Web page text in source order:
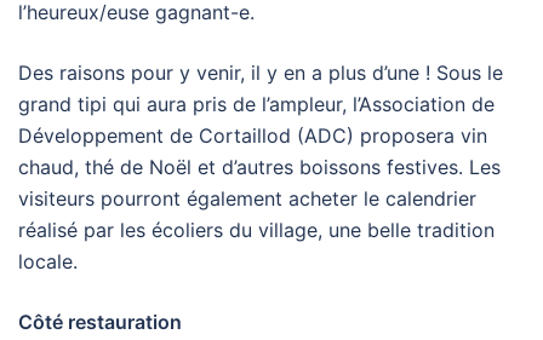
l’heureux/euse gagnant-e.
Des raisons pour y venir, il y en a plus d’une ! Sous le
grand tipi qui aura pris de l’ampleur, l’Association de
Développement de Cortaillod (ADC) proposera vin
chaud, thé de Noël et d’autres boissons festives. Les
visiteurs pourront également acheter le calendrier
réalisé par les écoliers du village, une belle tradition
locale.
Côté restauration